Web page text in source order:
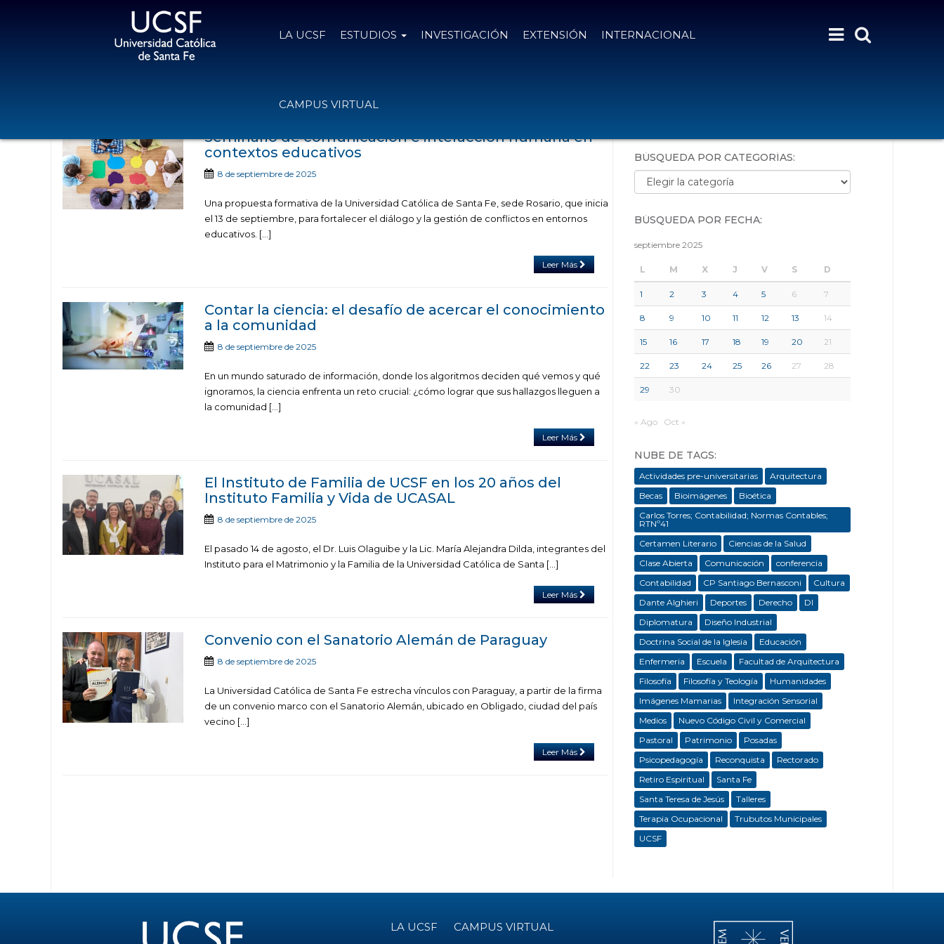
LA UCSF ESTUDIOS INVESTIGACIÓN EXTENSIÓN INTERNACIONAL
CAMPUS VIRTUAL
Seminario de comunicación e interacción humana en
contextos educativos
8 de septiembre de 2025
Una propuesta formativa de la Universidad Católica de Santa Fe, sede Rosario, que inicia
el 13 de septiembre, para fortalecer el diálogo y la gestión de conflictos en entornos
educativos. […]
Leer Más
Contar la ciencia: el desafío de acercar el conocimiento
a la comunidad
8 de septiembre de 2025
En un mundo saturado de información, donde los algoritmos deciden qué vemos y qué
ignoramos, la ciencia enfrenta un reto crucial: ¿cómo lograr que sus hallazgos lleguen a
la comunidad […]
Leer Más
El Instituto de Familia de UCSF en los 20 años del
Instituto Familia y Vida de UCASAL
8 de septiembre de 2025
El pasado 14 de agosto, el Dr. Luis Olaguibe y la Lic. María Alejandra Dilda, integrantes del
Instituto para el Matrimonio y la Familia de la Universidad Católica de Santa […]
Leer Más
Convenio con el Sanatorio Alemán de Paraguay
8 de septiembre de 2025
La Universidad Católica de Santa Fe estrecha vínculos con Paraguay, a partir de la firma
de un convenio marco con el Sanatorio Alemán, ubicado en Obligado, ciudad del país
vecino […]
Leer Más
BÚSQUEDA POR CATEGORÍAS:
Búsqueda por categorías:
BÚSQUEDA POR FECHA:
septiembre 2025
L M X J V S D
1 2 3 4 5 6 7
8 9 10 11 12 13 14
15 16 17 18 19 20 21
22 23 24 25 26 27 28
29 30
« Ago Oct »
NUBE DE TAGS:
Actividades pre-universitarias
Arquitectura
Becas
Bioimágenes
Bioética
Carlos Torres; Contabilidad; Normas Contables;
RTNº41
Certamen Literario
Ciencias de la Salud
Clase Abierta
Comunicación
conferencia
Contabilidad
CP Santiago Bernasconi
Cultura
Dante Alghieri
Deportes Derecho
DI
Diplomatura
Diseño Industrial
Doctrina Social de la Iglesia
Educación
Enfermeria
Escuela
Facultad de Arquitectura
Filosofía
Filosofía y Teología
Humanidades
Imágenes Mamarias
Integración Sensorial
Medios
Nuevo Código Civil y Comercial
Pastoral
Patrimonio
Posadas
Psicopedagogía
Reconquista
Rectorado
Retiro Espiritual
Santa Fe
Santa Teresa de Jesús
Talleres
Terapia Ocupacional
Trubutos Municipales
UCSF
LA UCSF CAMPUS VIRTUAL